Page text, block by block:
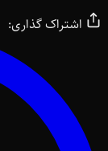
اشتراک گذاری: